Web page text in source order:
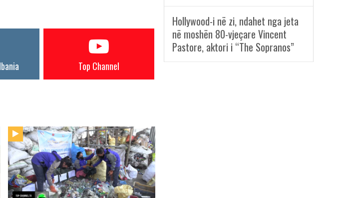
Top Channel
Hollywood-i në zi, ndahet nga jeta
në moshën 80-vjeçare Vincent
Pastore, aktori i “The Sopranos”